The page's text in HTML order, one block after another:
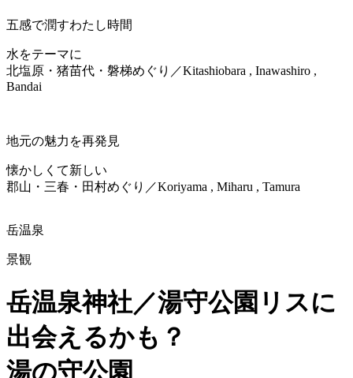
五感で潤すわたし時間
水をテーマに
北塩原・猪苗代・磐梯めぐり ／Kitashiobara , Inawashiro ,
Bandai
地元の魅力を再発見
懐かしくて新しい
郡山・三春・田村めぐり ／Koriyama , Miharu , Tamura
岳温泉
景観
岳温泉神社／湯守公園 リスに
出会えるかも？
湯の守公園